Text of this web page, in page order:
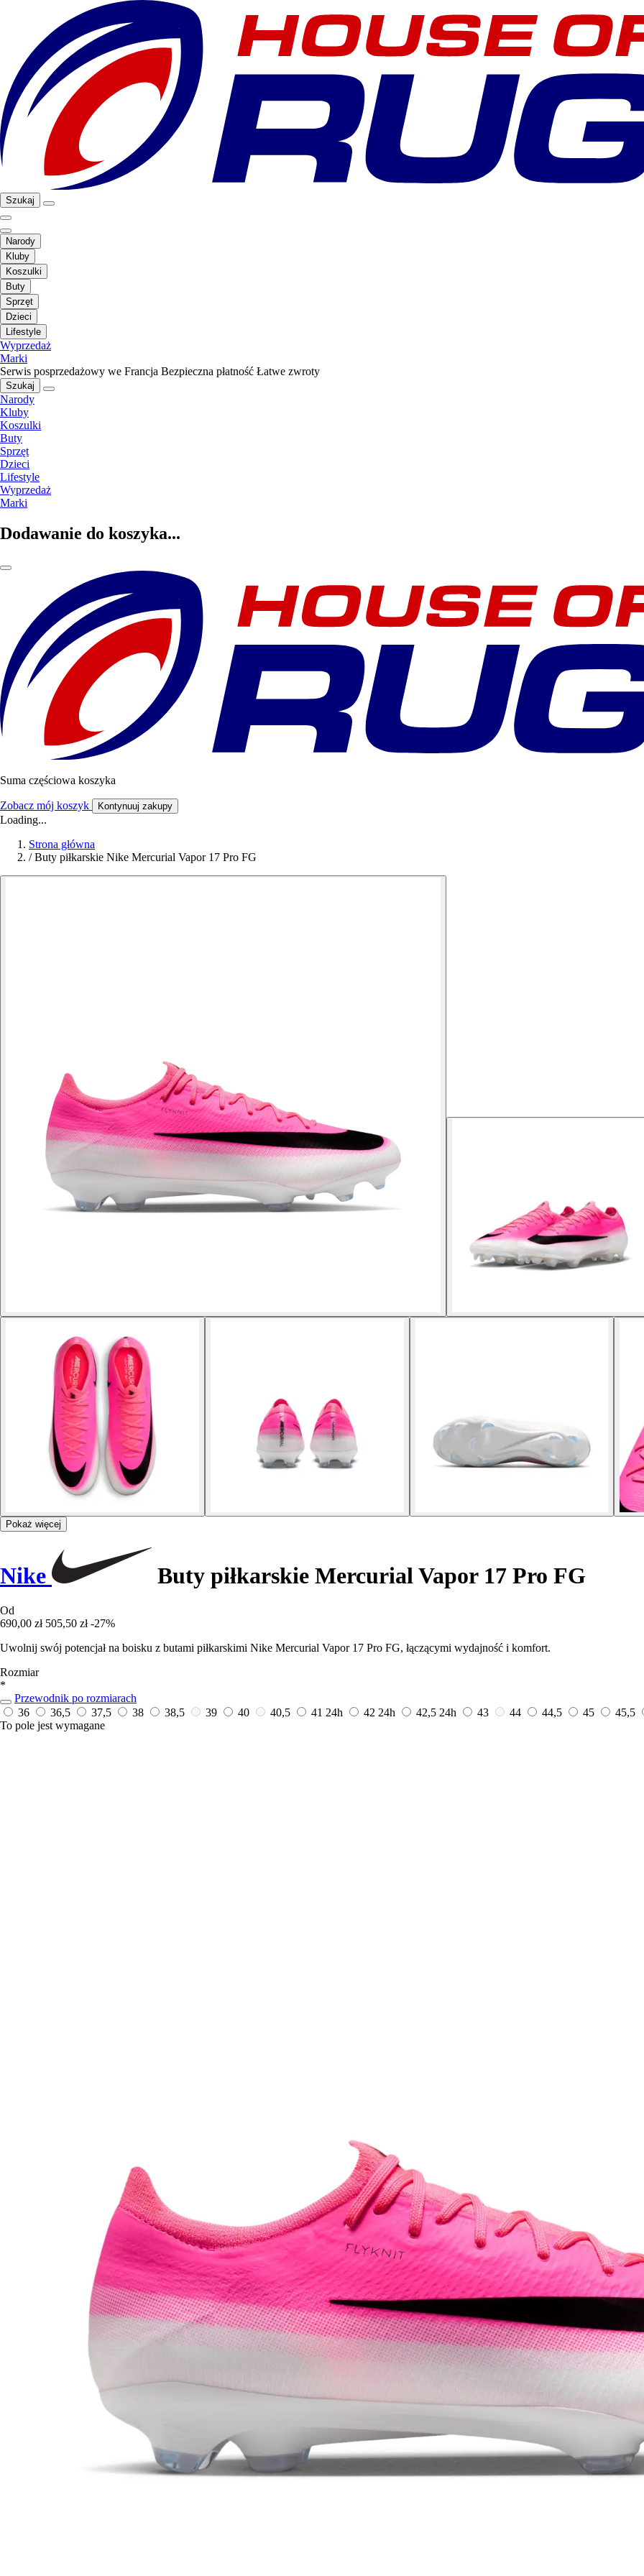
Szukaj
Narody
Kluby
Koszulki
Buty
Sprzęt
Dzieci
Lifestyle
Wyprzedaż
Marki
Serwis posprzedażowy we Francja Bezpieczna płatność Łatwe zwroty
Szukaj
Narody
Kluby
Koszulki
Buty
Sprzęt
Dzieci
Lifestyle
Wyprzedaż
Marki
Dodawanie do koszyka...
Suma częściowa koszyka
Zobacz mój koszyk Kontynuuj zakupy
Loading...
Strona główna
/ Buty piłkarskie Nike Mercurial Vapor 17 Pro FG
Pokaż więcej
Nike Buty piłkarskie Mercurial Vapor 17 Pro FG
Od
690,00 zł 505,50 zł -27%
Uwolnij swój potencjał na boisku z butami piłkarskimi Nike Mercurial Vapor 17 Pro FG, łączącymi wydajność i komfort.
Rozmiar
*
Przewodnik po rozmiarach
36
36,5 37,5 38 38,5 39 40 40,5 41 24h 42 24h 42,5 24h 43 44 44,5 45 45,5
To pole jest wymagane